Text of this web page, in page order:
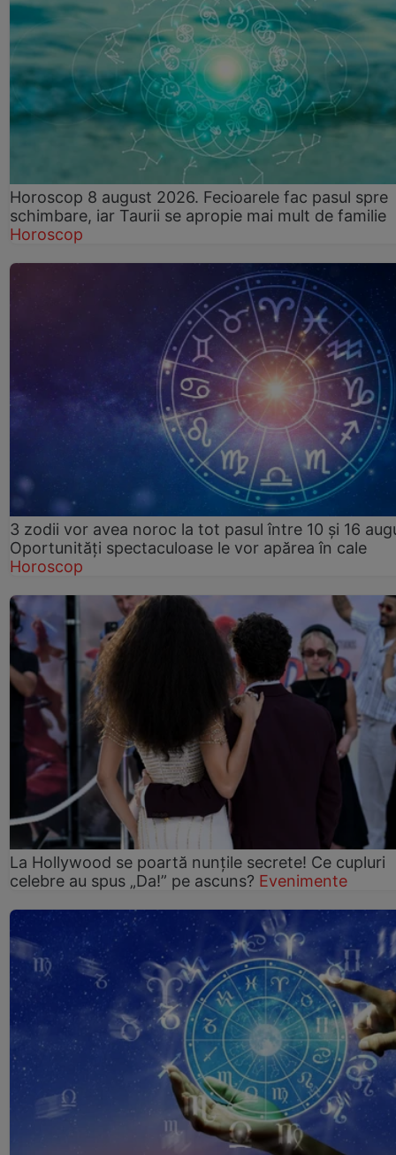
Horoscop 8 august 2026. Fecioarele fac pasul spre
schimbare, iar Taurii se apropie mai mult de familie
Horoscop
3 zodii vor avea noroc la tot pasul între 10 și 16
Oportunități spectaculoase le vor apărea în cale
Horoscop
La Hollywood se poartă nunțile secrete! Ce cupluri
celebre au spus „Da!” pe ascuns? Evenimente